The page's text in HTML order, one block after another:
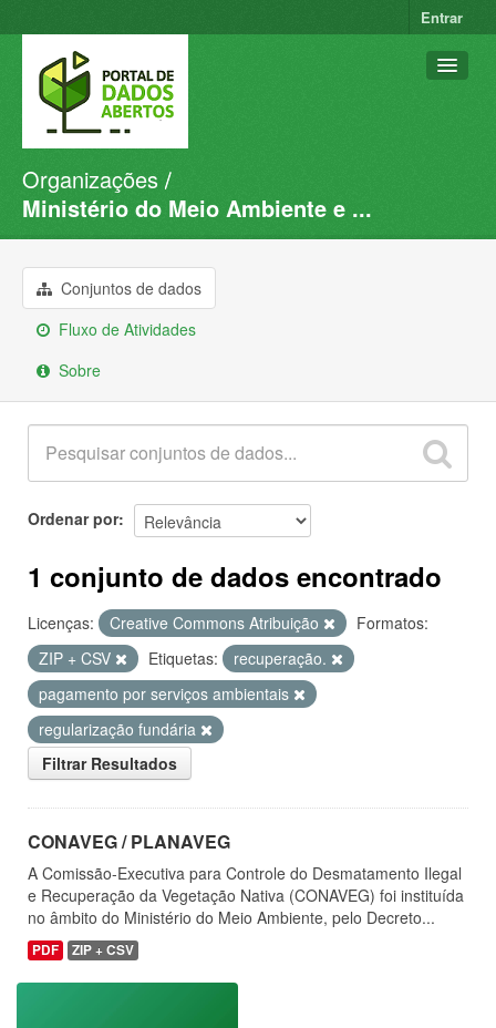
Entrar
Conjuntos de dados
Organizações
Sobre
Organizações
Ministério do Meio Ambiente e ...
Conjuntos de dados
Fluxo de Atividades
Sobre
Ordenar por
1 conjunto de dados encontrado
Licenças: Creative Commons Atribuição
Formatos:
ZIP + CSV
Etiquetas:
recuperação.
pagamento por serviços ambientais
regularização fundária
Filtrar Resultados
CONAVEG / PLANAVEG
A Comissão-Executiva para Controle do Desmatamento Ilegal
e Recuperação da Vegetação Nativa (CONAVEG) foi instituída
no âmbito do Ministério do Meio Ambiente, pelo Decreto...
PDF ZIP + CSV